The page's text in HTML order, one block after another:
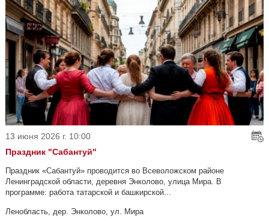
13 июня 2026 г. 10:00
Праздник "Сабантуй"
Праздник «Сабантуй» проводится во Всеволожском районе
Ленинградской области, деревня Энколово, улица Мира. В
программе: работа татарской и башкирской...
Ленобласть, дер. Энколово, ул. Мира